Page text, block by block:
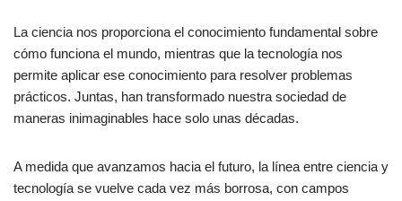
La ciencia nos proporciona el conocimiento fundamental sobre
cómo funciona el mundo, mientras que la tecnología nos
permite aplicar ese conocimiento para resolver problemas
prácticos. Juntas, han transformado nuestra sociedad de
maneras inimaginables hace solo unas décadas.
A medida que avanzamos hacia el futuro, la línea entre ciencia y
tecnología se vuelve cada vez más borrosa, con campos